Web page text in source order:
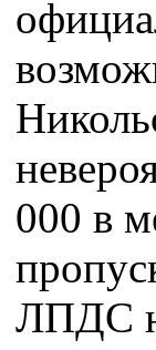
000 в
ЛПДС